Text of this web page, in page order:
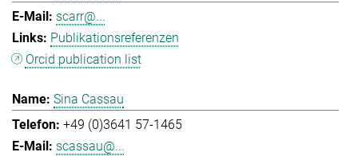
scarr@...
Publikationsreferenzen
Orcid publication list
Sina Cassau
+49 (0)3641 57-1465
scassau@...